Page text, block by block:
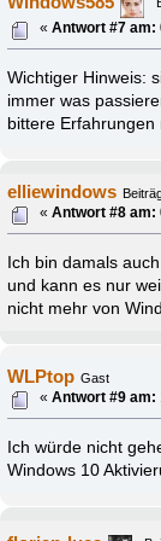
«Antwort #7 am:
Wichtiger Hinweis:
immer was
bittere Erfahrungen
elliewindows
«Antwort #8 am:
Ich bin damals
und kann es nur
nicht mehr von
WLPtop Gast
«Antwort #9 am:
Ich würde nicht
Windows 10